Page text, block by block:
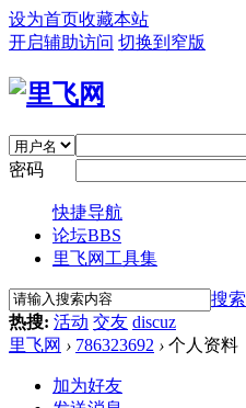
设为首页收藏本站
开启辅助访问 切换到窄版
密码
快捷导航
论坛BBS
里飞网工具集
搜索
热搜: 活动 交友 discuz
里飞网 › 786323692 › 个人资料
加为好友